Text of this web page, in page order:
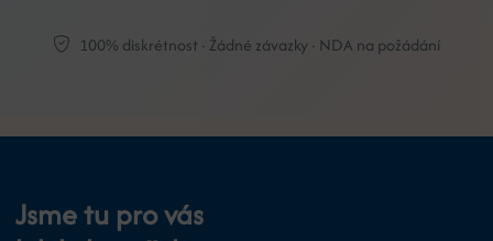
100% diskrétnost · Žádné závazky · NDA na požádání
Jsme tu pro vás